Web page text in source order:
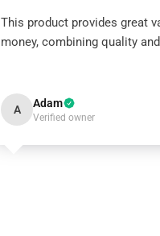
This product provides great
money, combining quality
A Adam
Verified owner